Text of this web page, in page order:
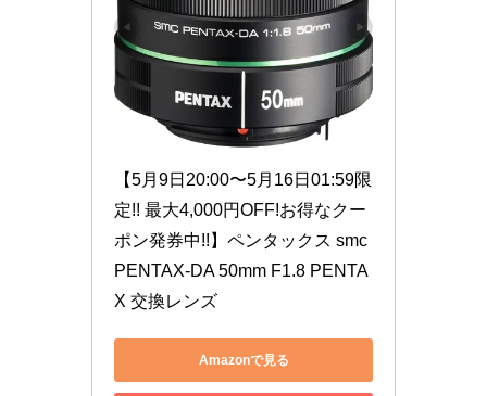
【5月9日20:00〜5月16日01:59限
定!! 最大4,000円OFF!お得なクー
ポン発券中!!】ペンタックス smc
PENTAX-DA 50mm F1.8 PENTA
X 交換レンズ
Amazonで見る